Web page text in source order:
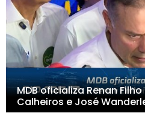
MDB oficializa Renan
Calheiros e José